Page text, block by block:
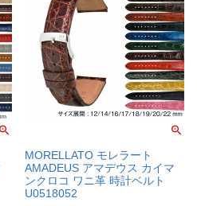
MORELLATO モレラート
AMADEUS アマデウス カイマ
ンクロコ ワニ革 時計ベルト
U0518052